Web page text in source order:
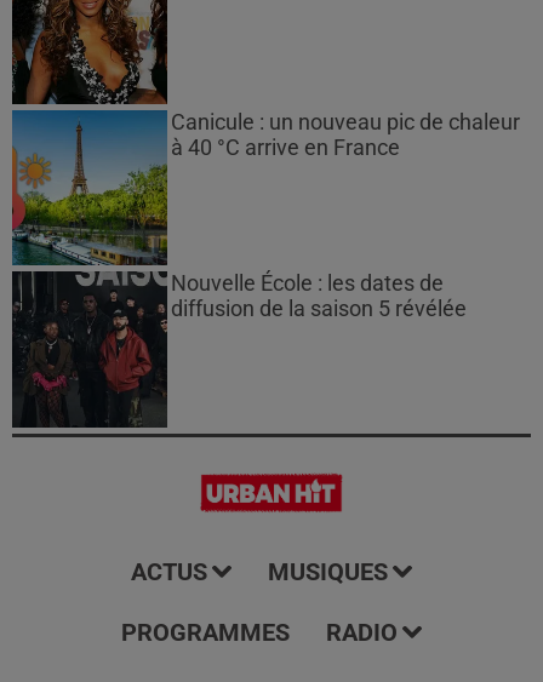
Canicule : un nouveau pic de chaleur
à 40 °C arrive en France
Nouvelle École : les dates de
diffusion de la saison 5 révélée
ACTUS MUSIQUES
PROGRAMMES RADIO